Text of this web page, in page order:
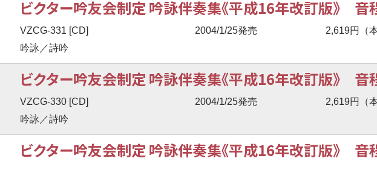
ビクター吟友会制定 吟詠伴奏集《平成16年改訂版》 音
VZCG-331 [CD] 2004/1/25発売
2,619円（
吟詠／詩吟
ビクター吟友会制定 吟詠伴奏集《平成16年改訂版》 音
VZCG-330 [CD] 2004/1/25発売
2,619円（
吟詠／詩吟
ビクター吟友会制定 吟詠伴奏集《平成16年改訂版》 音